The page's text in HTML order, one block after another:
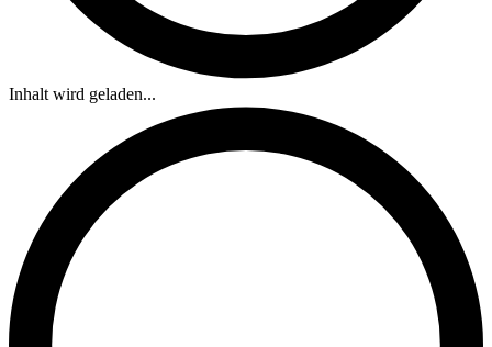
Inhalt wird geladen...